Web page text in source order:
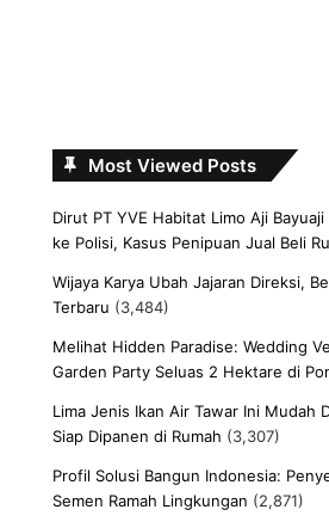
Most Viewed Posts
Dirut PT YVE Habitat Limo Aji
ke Polisi, Kasus Penipuan Jual Beli
Wijaya Karya Ubah Jajaran Direksi,
Terbaru (3,484)
Melihat Hidden Paradise: Wedding
Garden Party Seluas 2 Hektare di
Lima Jenis Ikan Air Tawar Ini Mudah
Siap Dipanen di Rumah (3,307)
Profil Solusi Bangun Indonesia:
Semen Ramah Lingkungan (2,871)